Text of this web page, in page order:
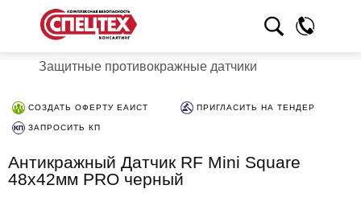
Защитные противокражные датчики
СОЗДАТЬ ОФЕРТУ ЕАИСТ ПРИГЛАСИТЬ НА ТЕНДЕР
ЗАПРОСИТЬ КП
Антикражный Датчик RF Mini Square
48х42мм PRO черный